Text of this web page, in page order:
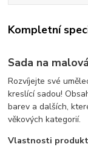
Kompletní
Sada na
Rozvíjejte své
kreslící sadou!
barev a dalších,
věkových kategorií.
Vlastnosti